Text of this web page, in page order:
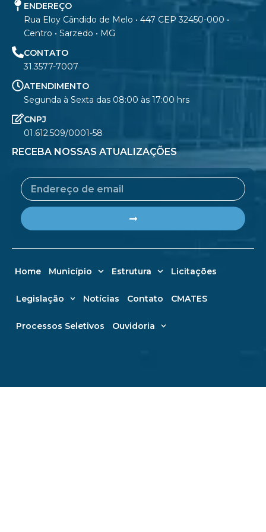
ENDEREÇO
Rua Eloy Cândido de Melo • 447 CEP 32450-000 •
Centro • Sarzedo • MG
CONTATO
31.3577-7007
ATENDIMENTO
Segunda à Sexta das 08:00 às 17:00 hrs
CNPJ
01.612.509/0001-58
RECEBA NOSSAS ATUALIZAÇÕES
Email
Home Município Estrutura Licitações
Legislação Notícias Contato CMATES
Processos Seletivos Ouvidoria